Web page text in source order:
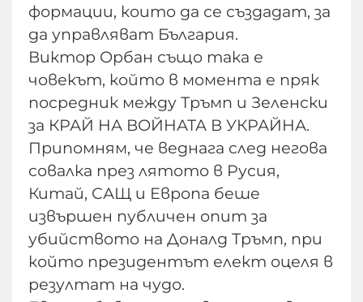
формации, които да се създадат, за
да управляват България.
Виктор Орбан също така е
човекът, който в момента е пряк
посредник между Тръмп и Зеленски
за КРАЙ НА ВОЙНАТА В УКРАЙНА.
Припомням, че веднага след негова
совалка през лятото в Русия,
Китай, САЩ и Европа беше
извършен публичен опит за
убийството на Доналд Тръмп, при
който президентът елект оцеля в
резултат на чудо.